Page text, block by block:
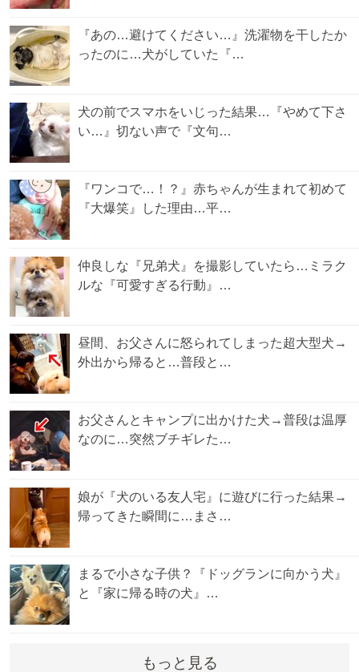
『あの…避けてください…』洗濯物を干したか
ったのに…犬がしていた『…
犬の前でスマホをいじった結果…『やめて下さ
い…』切ない声で『文句…
『ワンコで…！？』赤ちゃんが生まれて初めて
『大爆笑』した理由…平…
仲良しな『兄弟犬』を撮影していたら…ミラク
ルな『可愛すぎる行動』…
昼間、お父さんに怒られてしまった超大型犬→
外出から帰ると…普段と…
お父さんとキャンプに出かけた犬→普段は温厚
なのに…突然ブチギレた…
娘が『犬のいる友人宅』に遊びに行った結果→
帰ってきた瞬間に…まさ…
まるで小さな子供？『ドッグランに向かう犬』
と『家に帰る時の犬』…
もっと見る